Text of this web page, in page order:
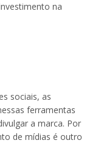
na
sociais, as
ferramentas
a marca. Por
de mídias é outro